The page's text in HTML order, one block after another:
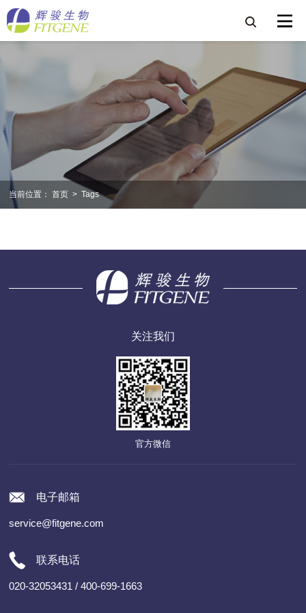
当前位置： 首页 > Tags
关注我们
官方微信
电子邮箱
service@fitgene.com
联系电话
020-32053431 / 400-699-1663